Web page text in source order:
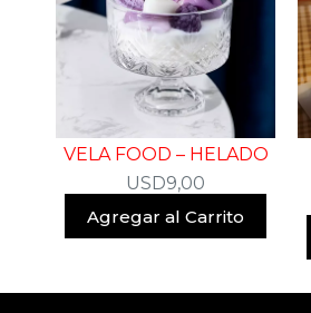
VELA FOOD – HELADO
USD9,00
Agregar al Carrito